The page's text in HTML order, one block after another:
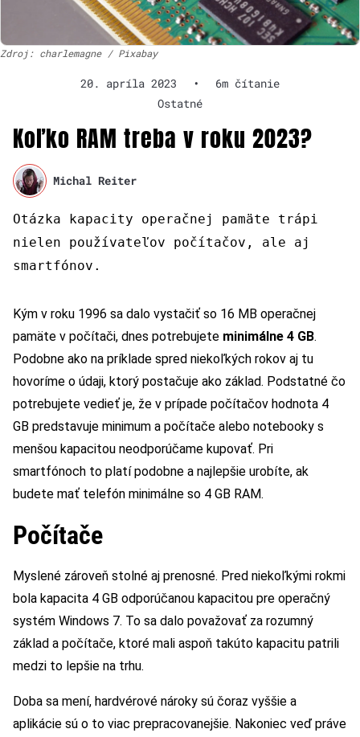
Zdroj: charlemagne / Pixabay
20. apríla 2023 •
6m čítanie
Ostatné
Koľko RAM treba v roku 2023?
Michal Reiter
Otázka kapacity operačnej pamäte trápi
nielen používateľov počítačov, ale aj
smartfónov.
Kým v roku 1996 sa dalo vystačiť so 16 MB operačnej
pamäte v počítači, dnes potrebujete minimálne 4 GB.
Podobne ako na príklade spred niekoľkých rokov aj tu
hovoríme o údaji, ktorý postačuje ako základ. Podstatné čo
potrebujete vedieť je, že v prípade počítačov hodnota 4
GB predstavuje minimum a počítače alebo notebooky s
menšou kapacitou neodporúčame kupovať. Pri
smartfónoch to platí podobne a najlepšie urobíte, ak
budete mať telefón minimálne so 4 GB RAM.
Počítače
Myslené zároveň stolné aj prenosné. Pred niekoľkými rokmi
bola kapacita 4 GB odporúčanou kapacitou pre operačný
systém Windows 7. To sa dalo považovať za rozumný
základ a počítače, ktoré mali aspoň takúto kapacitu patrili
medzi to lepšie na trhu.
Doba sa mení, hardvérové nároky sú čoraz vyššie a
aplikácie sú o to viac prepracovanejšie. Nakoniec veď práve